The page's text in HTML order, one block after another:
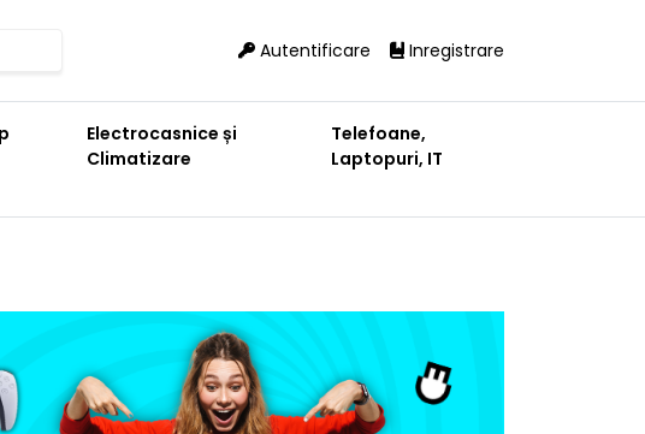
Autentificare Inregistrare
Electrocasnice și
Climatizare
Telefoane,
Laptopuri, IT